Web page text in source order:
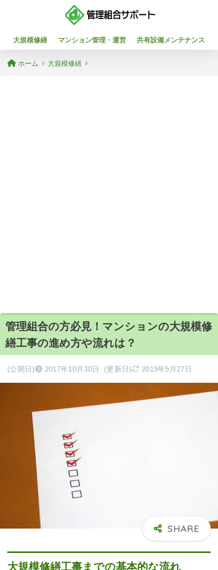
大規模修繕 マンション管理・運営 共有設備メンテナンス
ホーム 大規模修繕
管理組合の方必見！マンションの大規模修
繕工事の進め方や流れは？
(公開日) 2017年10月30日 (更新日) 2019年5月27日
大規模修繕工事までの基本的な流れ